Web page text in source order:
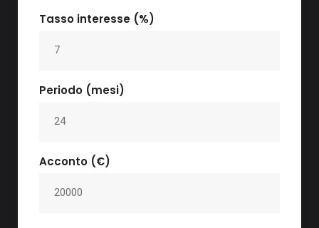
Tasso interesse (%)
Periodo (mesi)
Acconto (€)